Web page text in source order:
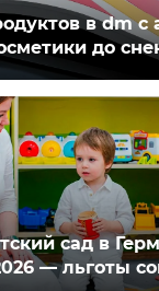
в dm с
до
сад в
— льготы